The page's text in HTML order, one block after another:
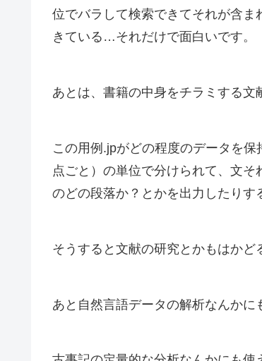
位でバラして検索できてそれが含
きている…それだけで面白いです。
あとは、書籍の中身をチラミする文
この用例.jpがどの程度のデータを
点ごと）の単位で分けられて、文
のどの段落か？とかを出力したりす
そうすると文献の研究とかもはかど
あと自然言語データの解析なんかに